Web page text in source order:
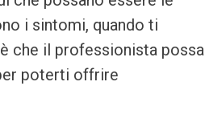
i sintomi, quando ti
che il professionista possa
poterti offrire